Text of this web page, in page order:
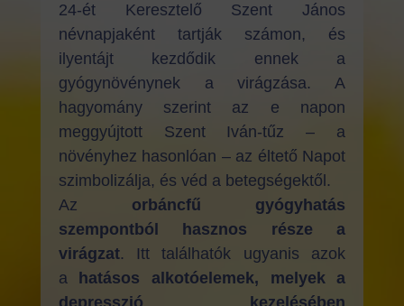
24-ét Keresztelő Szent János
névnapjaként tartják számon, és
ilyentájt kezdődik ennek a
gyógynövénynek a virágzása. A
hagyomány szerint az e napon
meggyújtott Szent Iván-tűz – a
növényhez hasonlóan – az éltető Napot
szimbolizálja, és véd a betegségektől.
Az orbáncfű gyógyhatás
szempontból hasznos része a
virágzat. Itt találhatók ugyanis azok
a
hatásos alkotóelemek, melyek a